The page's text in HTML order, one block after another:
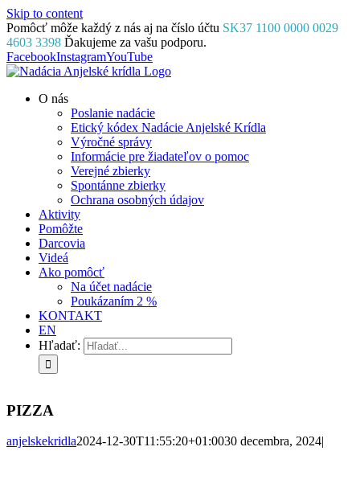
Skip to content
Pomôcť môže každý z nás aj na číslo účtu SK37 1100 0000 0029
4603 3398 Ďakujeme za vašu podporu.
FacebookInstagramYouTube
O nás
Poslanie nadácie
Etický kódex Nadácie Anjelské Krídla
Výročné správy
Informácie pre žiadateľov o pomoc
Verejné zbierky
Spontánne zbierky
Ochrana osobných údajov
Aktivity
Pomôžte
Darcovia
Videá
Ako pomôcť
Na účet nadácie
Poukázaním 2 %
KONTAKT
EN
Hľadať:
PIZZA
anjelskekridla2024-12-30T11:55:20+01:0030 decembra, 2024|